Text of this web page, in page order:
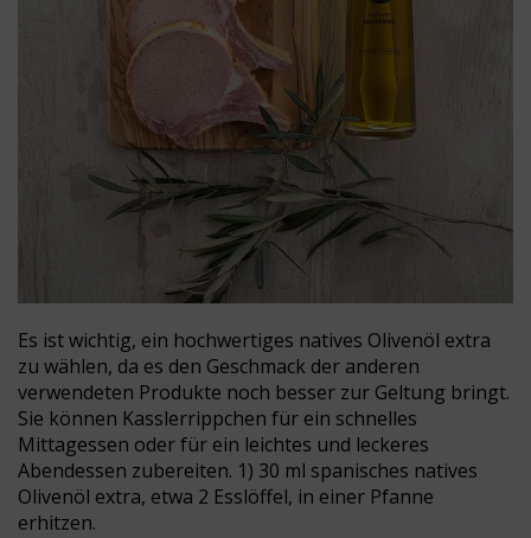
Es ist wichtig, ein hochwertiges natives Olivenöl extra
zu wählen, da es den Geschmack der anderen
verwendeten Produkte noch besser zur Geltung bringt.
Sie können Kasslerrippchen für ein schnelles
Mittagessen oder für ein leichtes und leckeres
Abendessen zubereiten. 1) 30 ml spanisches natives
Olivenöl extra, etwa 2 Esslöffel, in einer Pfanne
erhitzen.